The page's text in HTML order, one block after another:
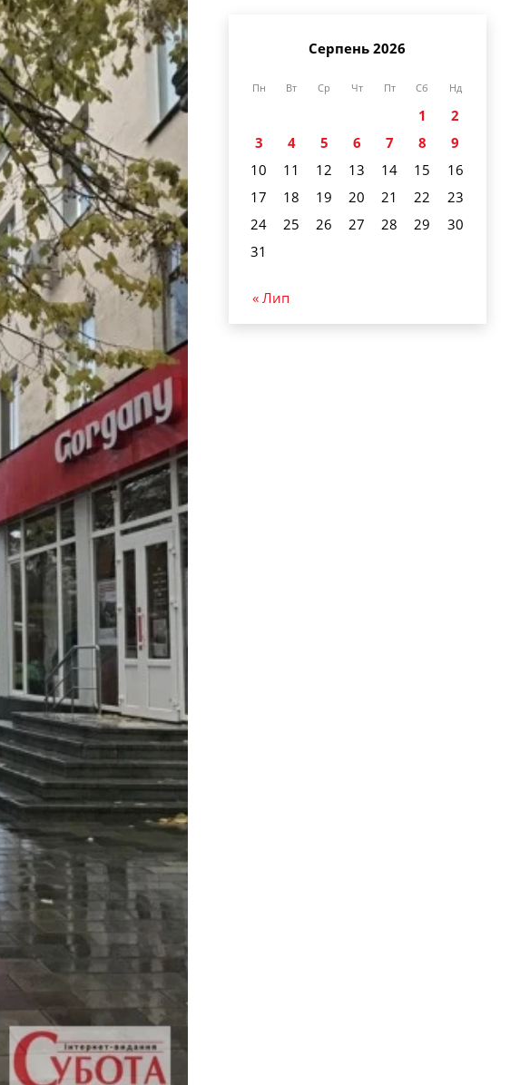
Серпень 2026
Пн Вт Ср Чт Пт Сб Нд
1
2
3
4 5 6 7 8
9
10
11 12 13 14 15
16
17
18 19 20 21 22
23
24
25 26 27 28 29
30
31
« Лип